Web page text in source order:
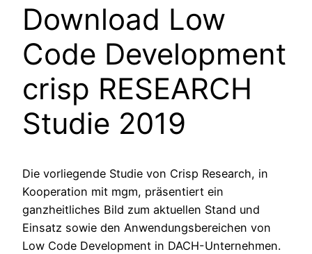
Download Low
Code Development
crisp RESEARCH
Studie 2019
Die vorliegende Studie von Crisp Research, in
Kooperation mit mgm, präsentiert ein
ganzheitliches Bild zum aktuellen Stand und
Einsatz sowie den Anwendungsbereichen von
Low Code Development in DACH-Unternehmen.